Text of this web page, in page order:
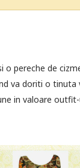
o pereche de
va doriti o tinuta
in valoare outfit-